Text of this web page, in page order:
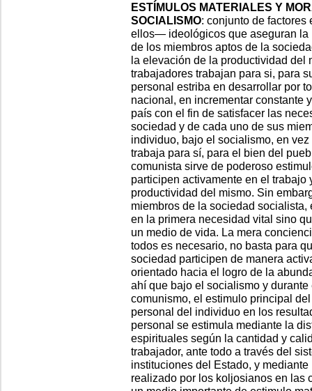
ESTÍMULOS MATERIALES Y
SOCIALISMO: conjunto de
ellos— ideológicos que aseguran la
de los miembros aptos de la
la elevación de la productividad del
trabajadores trabajan para si, para
personal estriba en desarrollar por
nacional, en incrementar constante
país con el fin de satisfacer las
sociedad y de cada uno de sus
individuo, bajo el socialismo, en
trabaja para sí, para el bien del
comunista sirve de poderoso
participen activamente en el trabajo
productividad del mismo. Sin
miembros de la sociedad
en la primera necesidad vital sino
un medio de vida. La mera
todos es necesario, no basta para
sociedad participen de manera
orientado hacia el logro de la
ahí que bajo el socialismo y
comunismo, el estimulo principal
personal del individuo en los
personal se estimula mediante la
espirituales según la cantidad y
trabajador, ante todo a través del
instituciones del Estado, y
realizado por los koljosianos en las